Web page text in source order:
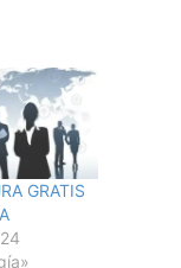
GRATIS